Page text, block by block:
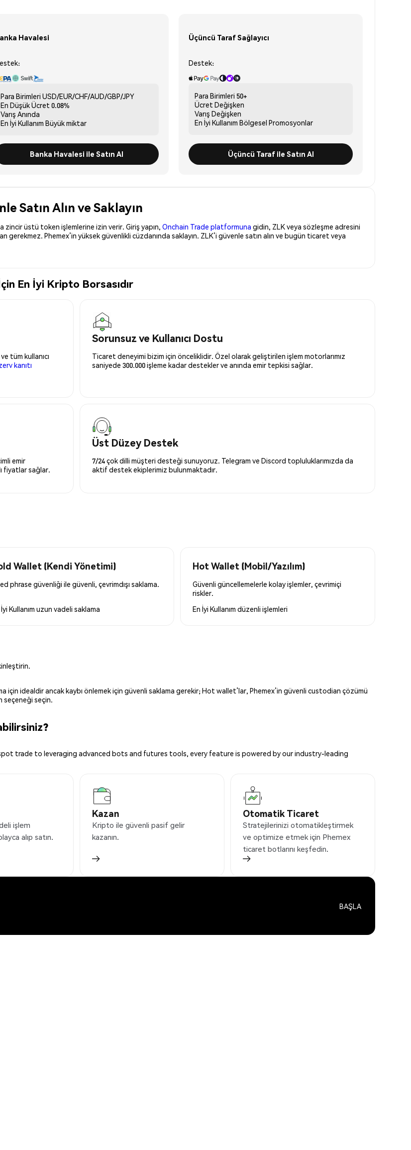
Havalesi
Para Birimleri USD/EUR/CHF/AUD/GBP/JPY
En Düşük Ücret 0.08%
Varış Anında
En İyi Kullanım Büyük miktar
Banka Havalesi ile Satın Al
Üçüncü Taraf Sağlayıcı
Destek:
Para Birimleri 50+
Ücret Değişken
Varış Değişken
En İyi Kullanım Bölgesel Promosyonlar
Üçüncü Taraf ile Satın Al
Satın Alın ve Saklayın
zincir üstü token işlemlerine izin verir. Giriş yapın, Onchain Trade platformuna gidin, ZLK veya sözleşme adresini
gerekmez. Phemex’in yüksek güvenlikli cüzdanında saklayın. ZLK’i güvenle satın alın ve bugün ticaret veya
En İyi Kripto Borsasıdır
tüm kullanıcı
kanıtı
Sorunsuz ve Kullanıcı Dostu
Ticaret deneyimi bizim için önceliklidir. Özel olarak geliştirilen işlem motorlarımız
saniyede 300.000 işleme kadar destekler ve anında emir tepkisi sağlar.
emir
fiyatlar sağlar.
Üst Düzey Destek
7/24 çok dilli müşteri desteği sunuyoruz. Telegram ve Discord topluluklarımızda da
aktif destek ekiplerimiz bulunmaktadır.
Wallet (Kendi Yönetimi)
phrase güvenliği ile güvenli, çevrimdışı saklama.
Kullanım uzun vadeli saklama
Hot Wallet (Mobil/Yazılım)
Güvenli güncellemelerle kolay işlemler, çevrimiçi
riskler.
En İyi Kullanım düzenli işlemleri
için idealdir ancak kaybı önlemek için güvenli saklama gerekir; Hot wallet’lar, Phemex’in güvenli custodian çözümü
seçeneği seçin.
trade to leveraging advanced bots and futures tools, every feature is powered by our industry-leading
işlem
alıp satın.
Kazan
Kripto ile güvenli pasif gelir
kazanın.
Otomatik Ticaret
Stratejilerinizi otomatikleştirmek
ve optimize etmek için Phemex
ticaret botlarını keşfedin.
BAŞLA